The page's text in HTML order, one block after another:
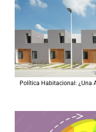
Política Habitacional: ¿Una